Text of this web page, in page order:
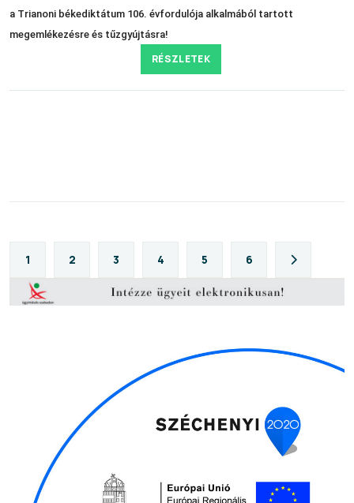
a Trianoni békediktátum 106. évfordulója alkalmából tartott
megemlékezésre és tűzgyújtásra!
RÉSZLETEK
1 2 3 4 5 6